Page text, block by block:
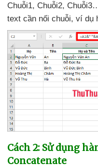
Chuỗi1, Chuỗi2,
text cần nối chuỗi, ví dụ
Cách 2: Sử dụng
Concatenate